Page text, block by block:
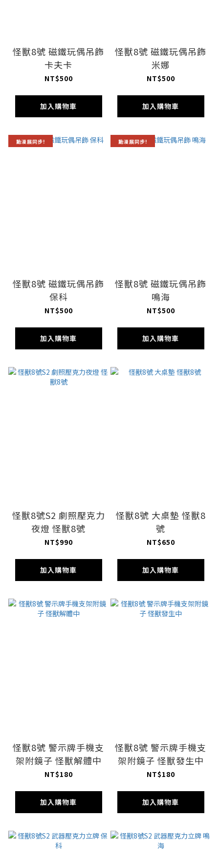
怪獸8號 磁鐵玩偶吊飾
卡夫卡
NT$500
加入購物車
怪獸8號 磁鐵玩偶吊飾
米娜
NT$500
加入購物車
動漫展同步!
怪獸8號 磁鐵玩偶吊飾
保科
NT$500
加入購物車
動漫展同步!
怪獸8號 磁鐵玩偶吊飾
鳴海
NT$500
加入購物車
怪獸8號S2 劇照壓克力
夜燈 怪獸8號
NT$990
加入購物車
怪獸8號 大桌墊 怪獸8
號
NT$650
加入購物車
怪獸8號 警示牌手機支
架附鏡子 怪獸解體中
NT$180
加入購物車
怪獸8號 警示牌手機支
架附鏡子 怪獸發生中
NT$180
加入購物車